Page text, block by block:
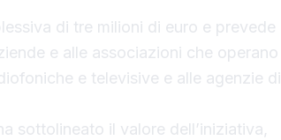
di tre milioni di euro e prevede
e alle associazioni che operano
e televisive e alle agenzie di
sottolineato il valore dell’iniziativa,